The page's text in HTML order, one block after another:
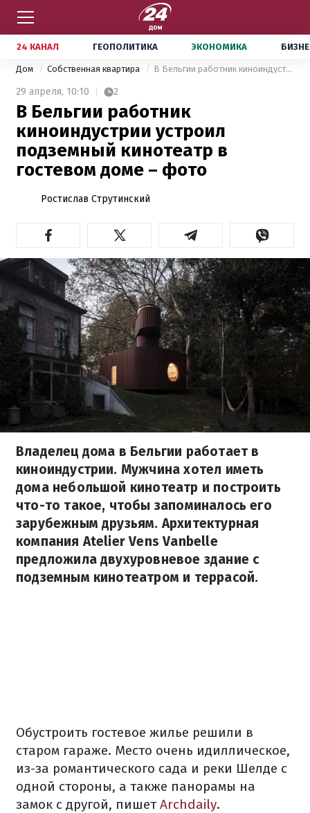
24 КАНАЛ ГЕОПОЛИТИКА ЭКОНОМИКА
Дом Собственная квартира В Бельгии работник киноиндустрии устроил подземный кинотеатр в гостевом доме – фото
29 апреля, 10:10 2
В Бельгии работник
киноиндустрии устроил
подземный кинотеатр в
гостевом доме – фото
Ростислав Струтинский
Владелец дома в Бельгии работает в
киноиндустрии. Мужчина хотел иметь
дома небольшой кинотеатр и построить
что-то такое, чтобы запоминалось его
зарубежным друзьям. Архитектурная
компания Atelier Vens Vanbelle
предложила двухуровневое здание с
подземным кинотеатром и террасой.
Обустроить гостевое жилье решили в
старом гараже. Место очень идиллическое,
из-за романтического сада и реки Шелде с
одной стороны, а также панорамы на
замок с другой, пишетArchdaily.